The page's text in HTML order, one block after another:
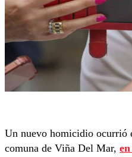
Un nuevo homicidio ocurrió
comuna de Viña Del Mar,